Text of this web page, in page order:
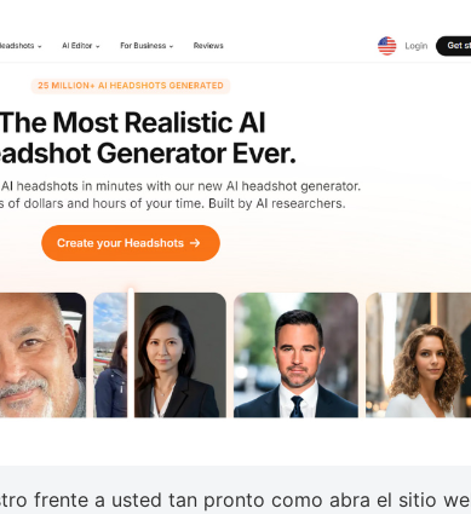
frente a usted tan pronto como abra el sitio